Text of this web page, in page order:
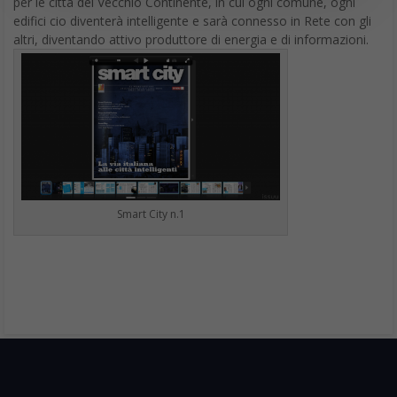
edifici cio diventerà intelligente e sarà connesso in Rete con gli
altri, diventando attivo produttore di energia e di informazioni.
Smart City n.1